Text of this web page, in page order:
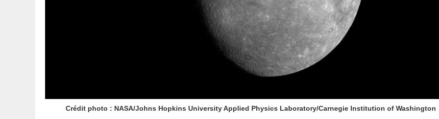
Crédit photo : NASA/Johns Hopkins University Applied Physics Laboratory/Carnegie Institution of Washington